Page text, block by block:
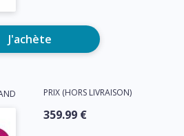
J'achète
PRIX (HORS LIVRAISON)
359.99 €